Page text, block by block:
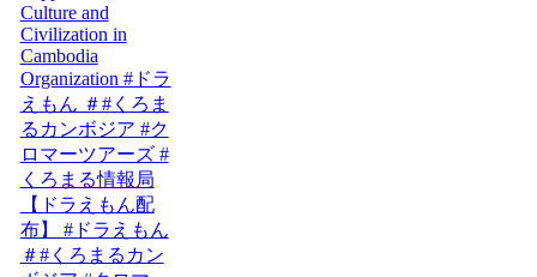
【ドラえもん配
布】 #ドラえもん
＃#くろまるカン